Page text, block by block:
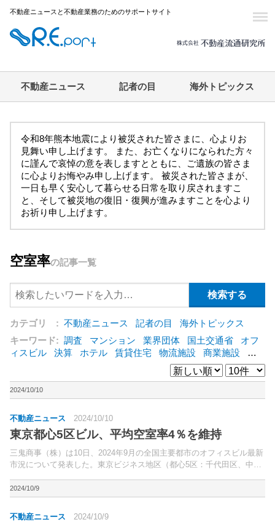
不動産ニュースと不動産業務のためのサポートサイト
不動産ニュース 記者の目 海外トピックス
令和8年熊本地震により被災された皆さまに、心よりお
見舞い申し上げます。 また、お亡くなりになられた方々
に謹んで哀悼の意を表しますとともに、ご遺族の皆さま
に心よりお悔やみ申し上げます。 被災された皆さまが、
一日も早く安心して暮らせる日常を取り戻されますこ
と、そして被災地の復旧・復興が進みますことを心より
お祈り申し上げます。
空室率の記事一覧
カテゴリ : 不動産ニュース 記者の目
海外トピックス
キーワード: 調査 マンション 業界団体 国土交通省
オフ
ィスビル
決算 ホテル 賃貸住宅 物流施設 商業施設
海
東急不動産 賃料
ア
野村不動産 ZEH [+]
2024/10/10
不動産ニュース 2024/10/10
東京都心5区ビル、平均空室率4％を維持
三鬼商事（株）は10日、2024年9月の全国主要都市のオフィスビル最新
市況について発表した。東京ビジネス地区（都心5区：千代田区、中央
ト低下）。
2024/10/9
不動産ニュース 2024/10/9